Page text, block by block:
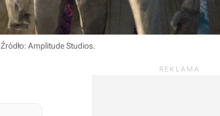
Źródło: Amplitude Studios.